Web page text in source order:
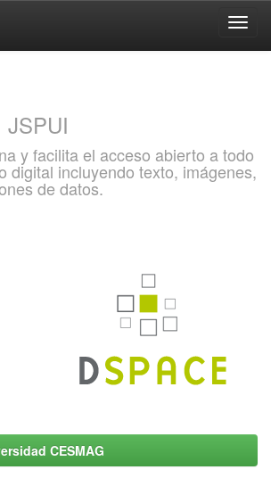
JSPUI
y facilita el acceso abierto a todo
digital incluyendo texto, imágenes,
de datos.
CESMAG